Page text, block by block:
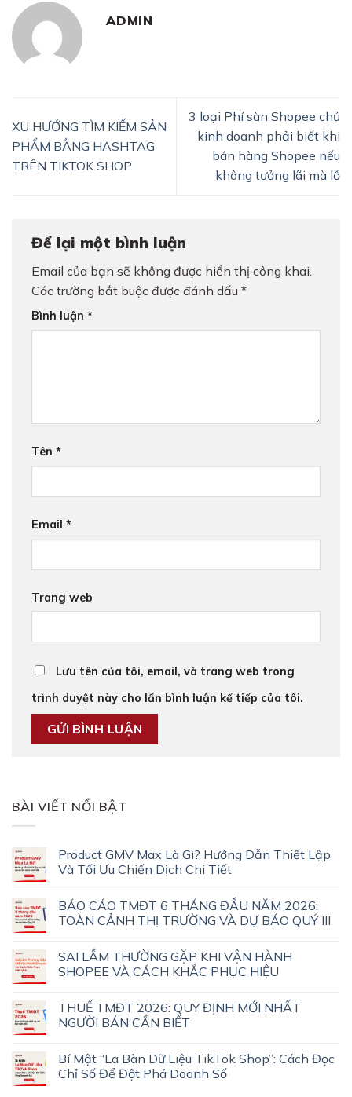
ADMIN
XU HƯỚNG TÌM KIẾM SẢN
PHẨM BẰNG HASHTAG
TRÊN TIKTOK SHOP
3 loại Phí sàn Shopee chủ
kinh doanh phải biết khi
bán hàng Shopee nếu
không tưởng lãi mà lỗ
Để lại một bình luận
Email của bạn sẽ không được hiển thị công khai.
Các trường bắt buộc được đánh dấu *
Bình luận *
Tên *
Email *
Trang web
Lưu tên của tôi, email, và trang web trong
trình duyệt này cho lần bình luận kế tiếp của tôi.
BÀI VIẾT NỔI BẬT
Product GMV Max Là Gì? Hướng Dẫn Thiết Lập
Và Tối Ưu Chiến Dịch Chi Tiết
BÁO CÁO TMĐT 6 THÁNG ĐẦU NĂM 2026:
TOÀN CẢNH THỊ TRƯỜNG VÀ DỰ BÁO QUÝ III
SAI LẦM THƯỜNG GẶP KHI VẬN HÀNH
SHOPEE VÀ CÁCH KHẮC PHỤC HIỆU
THUẾ TMĐT 2026: QUY ĐỊNH MỚI NHẤT
NGƯỜI BÁN CẦN BIẾT
Bí Mật “La Bàn Dữ Liệu TikTok Shop”: Cách Đọc
Chỉ Số Để Đột Phá Doanh Số